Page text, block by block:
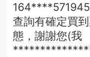
查詢有確定買
態，謝謝您(我